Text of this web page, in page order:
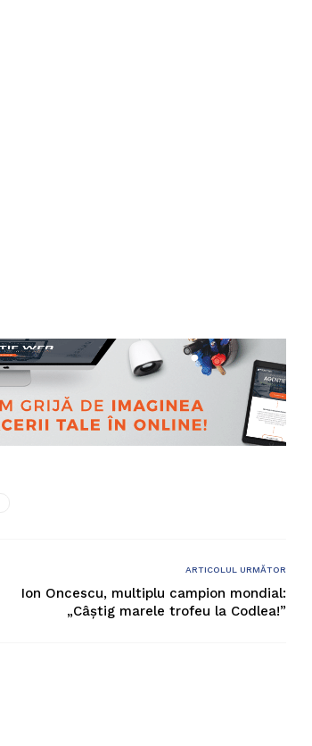
ARTICOLUL URMĂTOR
Ion Oncescu, multiplu campion mondial:
„Câștig marele trofeu la Codlea!”